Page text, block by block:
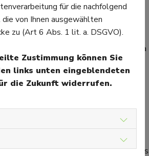
und langsames
Wirkungen gibt es bei Antidepressiva
diese Antidepressiva bei einer
können sich die Nebenwirkungen auf
Es kann zu Erbrechen,
Appetitlosigkeit kommen. Weitere
sind sexuelle Funktionsstörungen
eine Antriebssteigerung, die zu
führen können. Bei einer
der Behandlung besteht die Gefahr des
für die nachfolgend
von Ihnen ausgewählten
zu (Art 6 Abs. 1 lit. a. DSGVO).
Zustimmung können Sie
links unten eingeblendeten
die Zukunft widerrufen.